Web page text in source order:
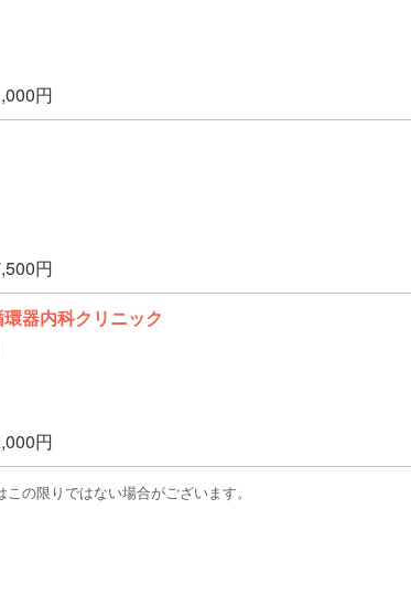
円
円
器内科クリニック
円
の限りではない場合がございます。